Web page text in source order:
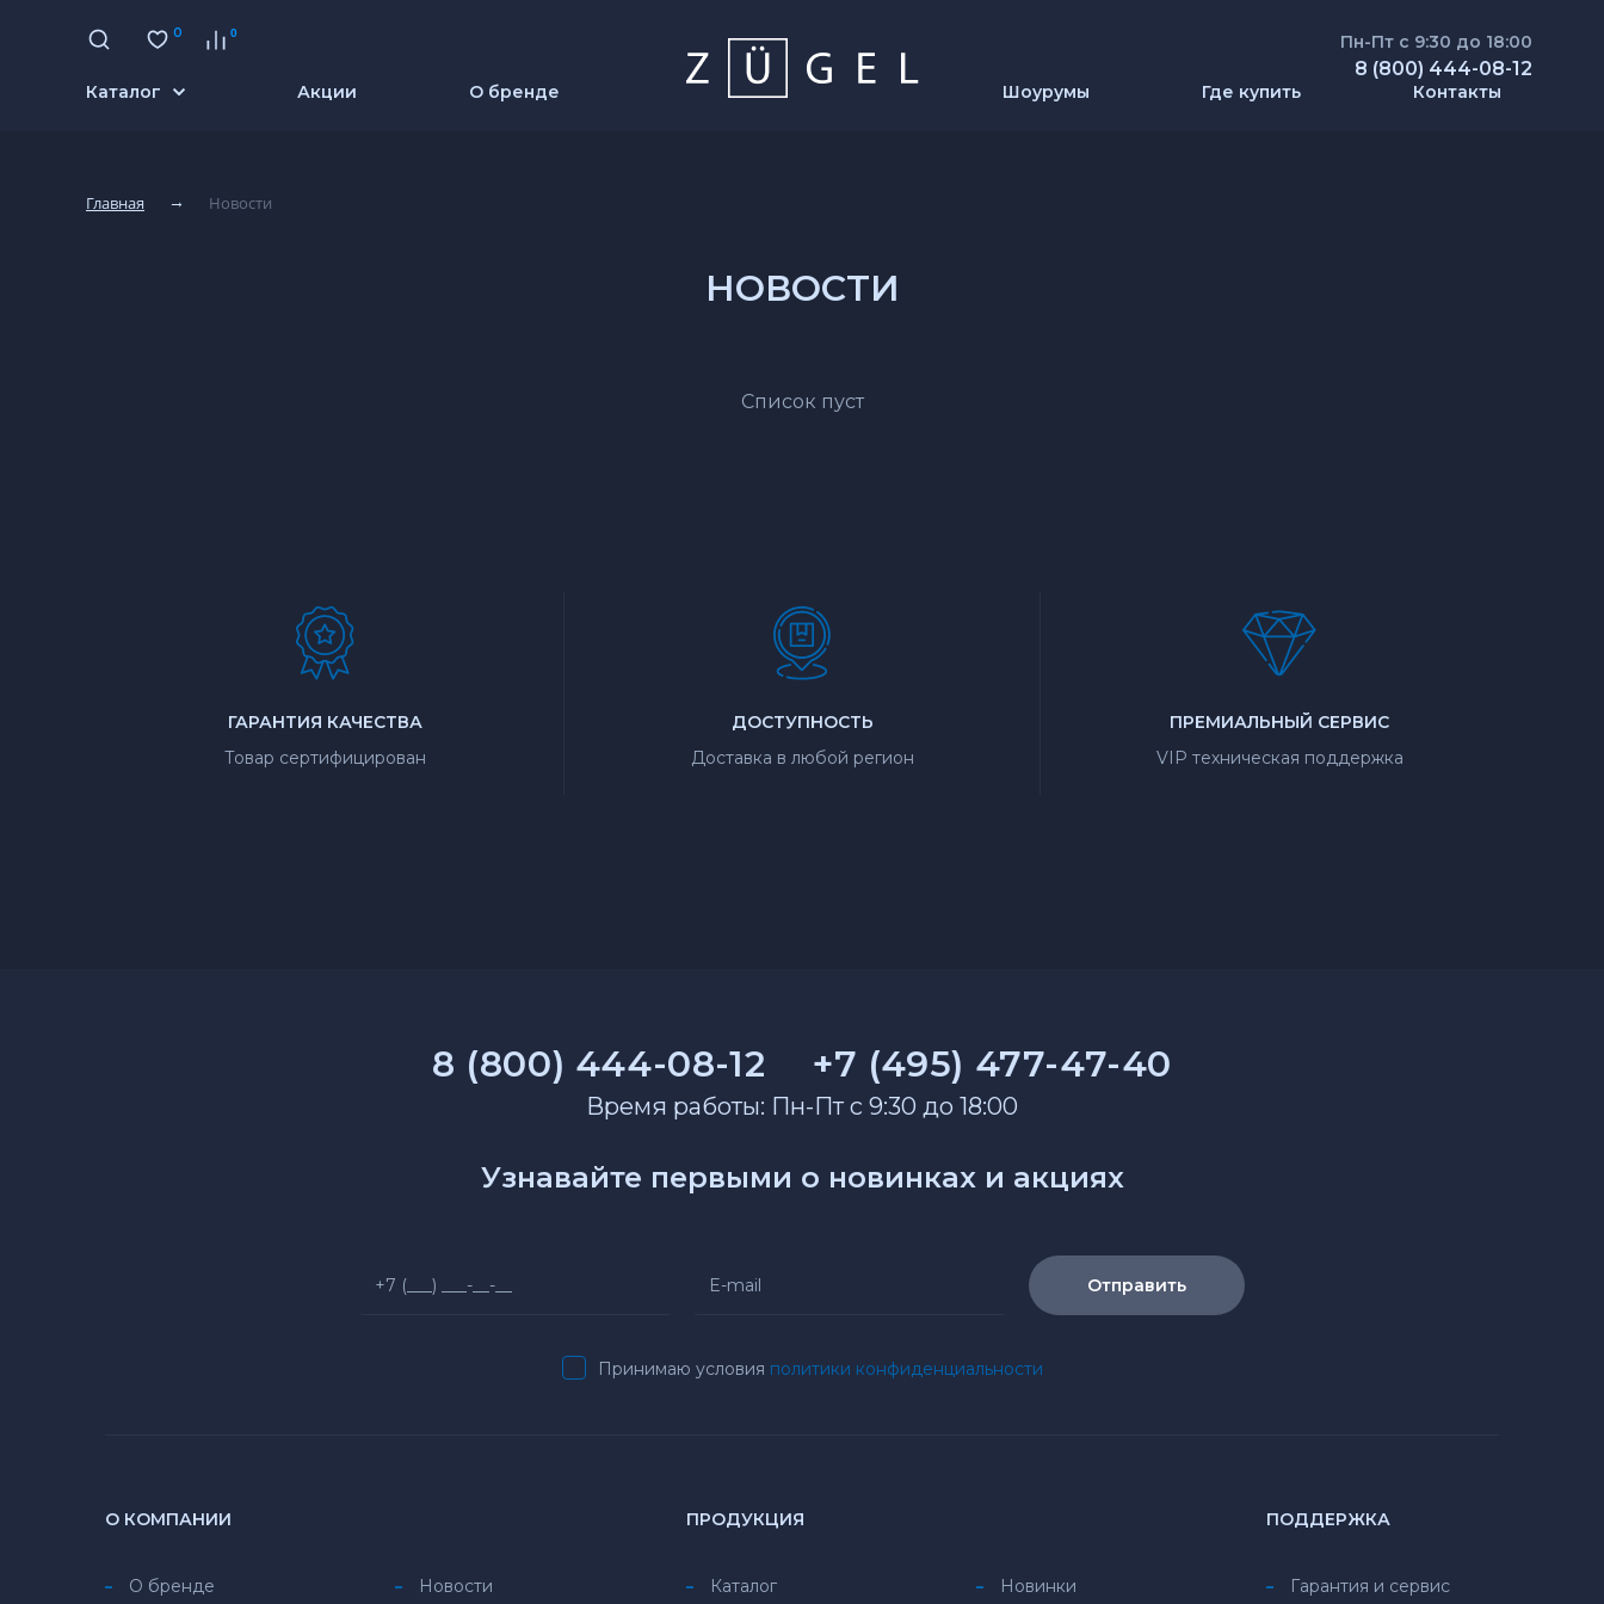
0 0 Пн-Пт с 9:30 до 18:00
8 (800) 444-08-12
Каталог Акции О бренде Шоурумы Где купить Контакты
Главная Новости
НОВОСТИ
Список пуст
ГАРАНТИЯ КАЧЕСТВА
Товар сертифицирован
ДОСТУПНОСТЬ
Доставка в любой регион
ПРЕМИАЛЬНЫЙ СЕРВИС
VIP техническая поддержка
8 (800) 444-08-12 +7 (495) 477-47-40
Время работы: Пн-Пт с 9:30 до 18:00
Узнавайте первыми о новинках и акциях
Отправить
Принимаю условия политики конфиденциальности
О КОМПАНИИ
О бренде Новости
ПРОДУКЦИЯ
Каталог Новинки
ПОДДЕРЖКА
Гарантия и сервис